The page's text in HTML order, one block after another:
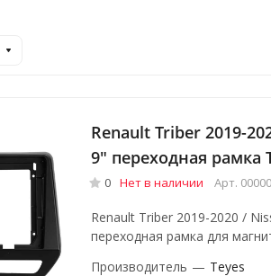
Renault Triber 2019-
9" переходная рамка
0 Нет в наличии Арт.
Renault Triber 2019-2020 /
переходная рамка для
Производитель — Teyes